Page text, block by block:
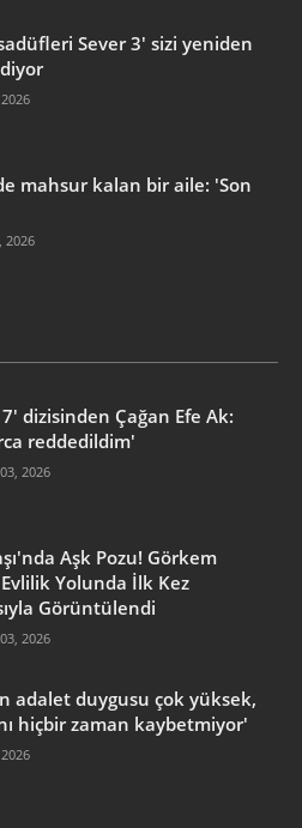
Sever 3' sizi yeniden
mahsur kalan bir aile: 'Son
2026
dizisinden Çağan Efe Ak:
reddedildim'
2026
Aşk Pozu! Görkem
Yolunda İlk Kez
Görüntülendi
2026
adalet duygusu çok yüksek,
hiçbir zaman kaybetmiyor'